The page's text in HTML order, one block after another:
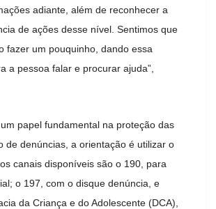
adiante, além de reconhecer a
de ações desse nível. Sentimos que
fazer um pouquinho, dando essa
a pessoa falar e procurar ajuda”,
papel fundamental na proteção das
de denúncias, a orientação é utilizar o
canais disponíveis são o 190, para
o 197, com o disque denúncia, e
da Criança e do Adolescente (DCA),